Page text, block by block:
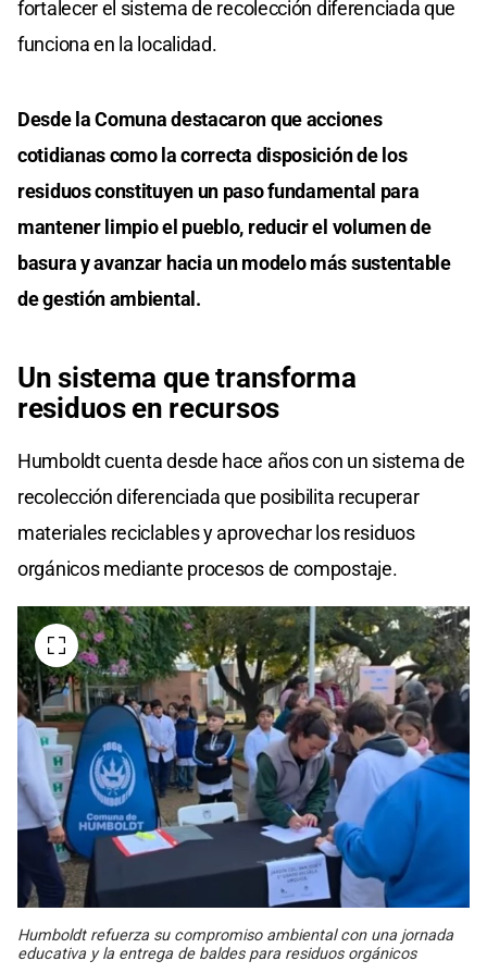
fortalecer el sistema de recolección diferenciada que
funciona en la localidad.
Desde la Comuna destacaron que acciones
cotidianas como la correcta disposición de los
residuos constituyen un paso fundamental para
mantener limpio el pueblo, reducir el volumen de
basura y avanzar hacia un modelo más sustentable
de gestión ambiental.
Un sistema que transforma
residuos en recursos
Humboldt cuenta desde hace años con un sistema de
recolección diferenciada que posibilita recuperar
materiales reciclables y aprovechar los residuos
orgánicos mediante procesos de compostaje.
Humboldt refuerza su compromiso ambiental con una jornada
educativa y la entrega de baldes para residuos orgánicos